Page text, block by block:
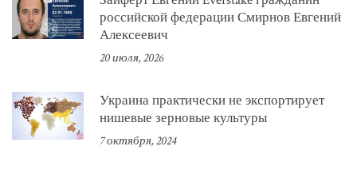
российской федерации Смирнов Евгений
Алексеевич
20 июля, 2026
Украина практически не экспортирует
нишевые зерновые культуры
7 октября, 2024